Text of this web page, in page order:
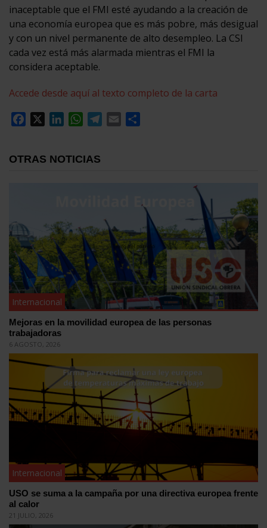
inaceptable que el FMI esté ayudando a la creación de
una economía europea que es más pobre, más desigual
y con un nivel permanente de alto desempleo. La CSI
cada vez está más alarmada mientras el FMI la
considera aceptable.
Accede desde aquí al texto completo de la carta
Facebook
LinkedInWhatsApp
Telegram
Email
OTRAS NOTICIAS
Internacional
Mejoras en la movilidad europea de las personas
trabajadoras
6 AGOSTO, 2026
Internacional
USO se suma a la campaña por una directiva europea frente
al calor
21 JULIO, 2026